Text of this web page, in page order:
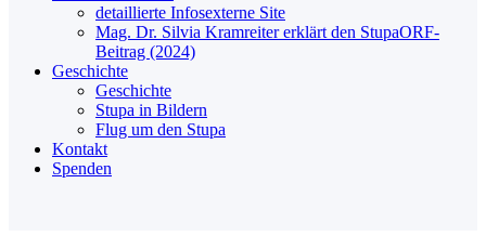
detaillierte Infosexterne Site
Mag. Dr. Silvia Kramreiter erklärt den StupaORF-
Beitrag (2024)
Geschichte
Geschichte
Stupa in Bildern
Flug um den Stupa
Kontakt
Spenden